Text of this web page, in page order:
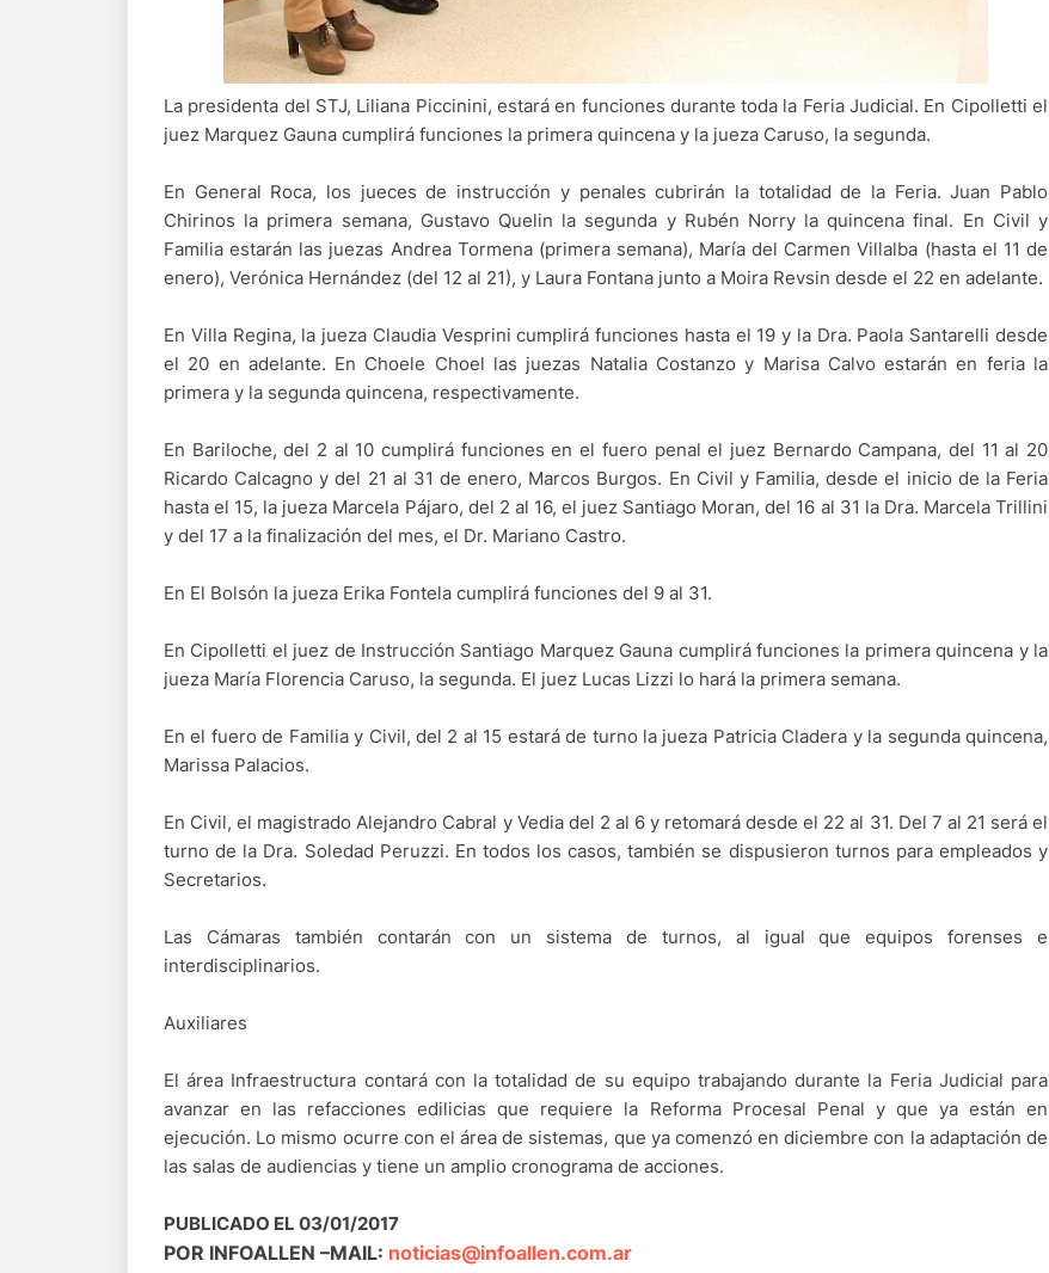
La presidenta del STJ, Liliana Piccinini, estará en funciones durante toda la Feria Judicial. En Cipolletti el
juez Marquez Gauna cumplirá funciones la primera quincena y la jueza Caruso, la segunda.
En General Roca, los jueces de instrucción y penales cubrirán la totalidad de la Feria. Juan Pablo
Chirinos la primera semana, Gustavo Quelin la segunda y Rubén Norry la quincena final. En Civil y
Familia estarán las juezas Andrea Tormena (primera semana), María del Carmen Villalba (hasta el 11 de
enero), Verónica Hernández (del 12 al 21), y Laura Fontana junto a Moira Revsin desde el 22 en adelante.
En Villa Regina, la jueza Claudia Vesprini cumplirá funciones hasta el 19 y la Dra. Paola Santarelli desde
el 20 en adelante. En Choele Choel las juezas Natalia Costanzo y Marisa Calvo estarán en feria la
primera y la segunda quincena, respectivamente.
En Bariloche, del 2 al 10 cumplirá funciones en el fuero penal el juez Bernardo Campana, del 11 al 20
Ricardo Calcagno y del 21 al 31 de enero, Marcos Burgos. En Civil y Familia, desde el inicio de la Feria
hasta el 15, la jueza Marcela Pájaro, del 2 al 16, el juez Santiago Moran, del 16 al 31 la Dra. Marcela Trillini
y del 17 a la finalización del mes, el Dr. Mariano Castro.
En El Bolsón la jueza Erika Fontela cumplirá funciones del 9 al 31.
En Cipolletti el juez de Instrucción Santiago Marquez Gauna cumplirá funciones la primera quincena y la
jueza María Florencia Caruso, la segunda. El juez Lucas Lizzi lo hará la primera semana.
En el fuero de Familia y Civil, del 2 al 15 estará de turno la jueza Patricia Cladera y la segunda quincena,
Marissa Palacios.
En Civil, el magistrado Alejandro Cabral y Vedia del 2 al 6 y retomará desde el 22 al 31. Del 7 al 21 será el
turno de la Dra. Soledad Peruzzi. En todos los casos, también se dispusieron turnos para empleados y
Secretarios.
Las Cámaras también contarán con un sistema de turnos, al igual que equipos forenses e
interdisciplinarios.
Auxiliares
El área Infraestructura contará con la totalidad de su equipo trabajando durante la Feria Judicial para
avanzar en las refacciones edilicias que requiere la Reforma Procesal Penal y que ya están en
ejecución. Lo mismo ocurre con el área de sistemas, que ya comenzó en diciembre con la adaptación de
las salas de audiencias y tiene un amplio cronograma de acciones.
PUBLICADO EL 03/01/2017
POR INFOALLEN –MAIL: noticias@infoallen.com.ar